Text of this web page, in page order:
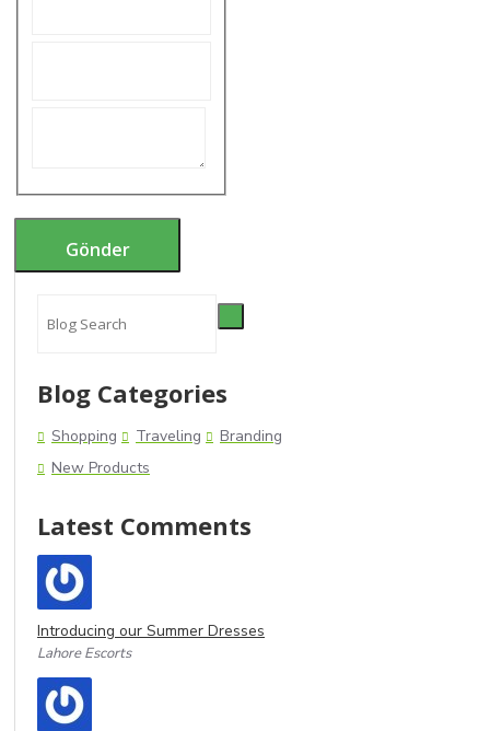
Gönder
Blog Categories
Shopping Traveling
Branding
New Products
Latest Comments
Introducing our Summer Dresses
Lahore Escorts